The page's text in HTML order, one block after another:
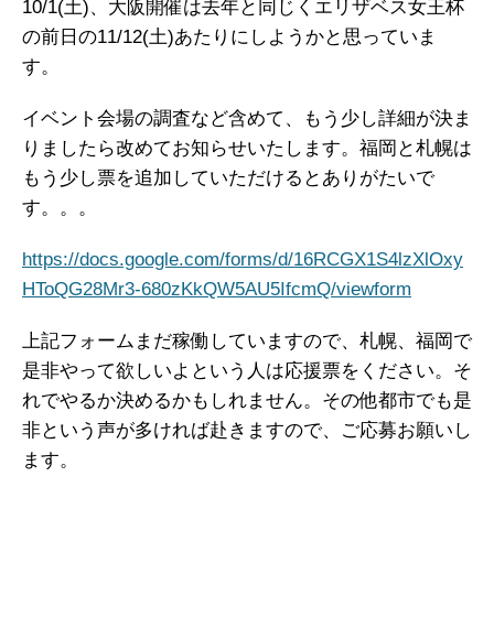
10/1(土)、大阪開催は去年と同じくエリザベス女王杯
の前日の11/12(土)あたりにしようかと思っていま
す。
イベント会場の調査など含めて、もう少し詳細が決ま
りましたら改めてお知らせいたします。福岡と札幌は
もう少し票を追加していただけるとありがたいで
す。。。
https://docs.google.com/forms/d/16RCGX1S4lzXlOxy
HToQG28Mr3-680zKkQW5AU5IfcmQ/viewform
上記フォームまだ稼働していますので、札幌、福岡で
是非やって欲しいよという人は応援票をください。そ
れでやるか決めるかもしれません。その他都市でも是
非という声が多ければ赴きますので、ご応募お願いし
ます。